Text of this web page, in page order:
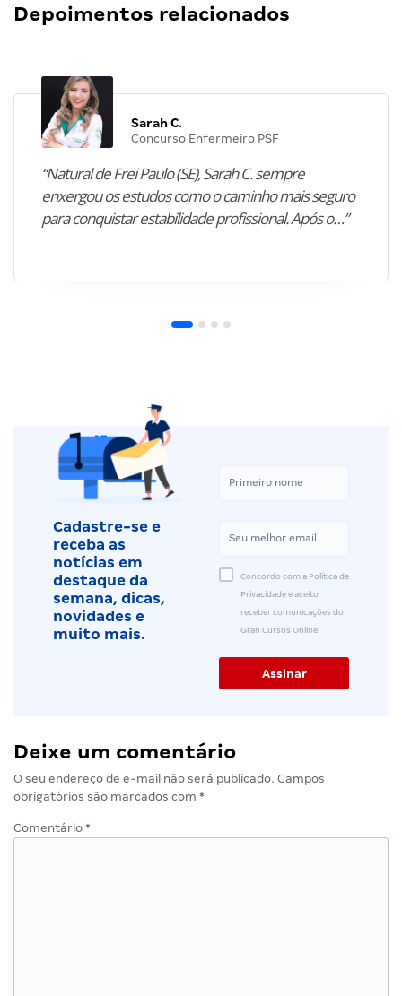
Depoimentos relacionados
Sarah C.
Concurso Enfermeiro PSF
“Natural de Frei Paulo (SE), Sarah C. sempre
enxergou os estudos como o caminho mais seguro
para conquistar estabilidade profissional. Após o…”
Cadastre-se e
receba as
notícias em
destaque da
semana, dicas,
novidades e
muito mais.
Concordo com a Política de
Privacidade e aceito
receber comunicações do
Gran Cursos Online.
Deixe um comentário
O seu endereço de e-mail não será publicado. Campos
obrigatórios são marcados com *
Comentário *